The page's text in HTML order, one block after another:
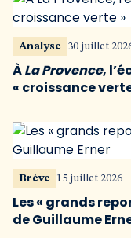
Analyse 30 juillet
ÀLa Provence,
« croissance
Brève 15 juillet 2026
Les « grands
de Guillaume